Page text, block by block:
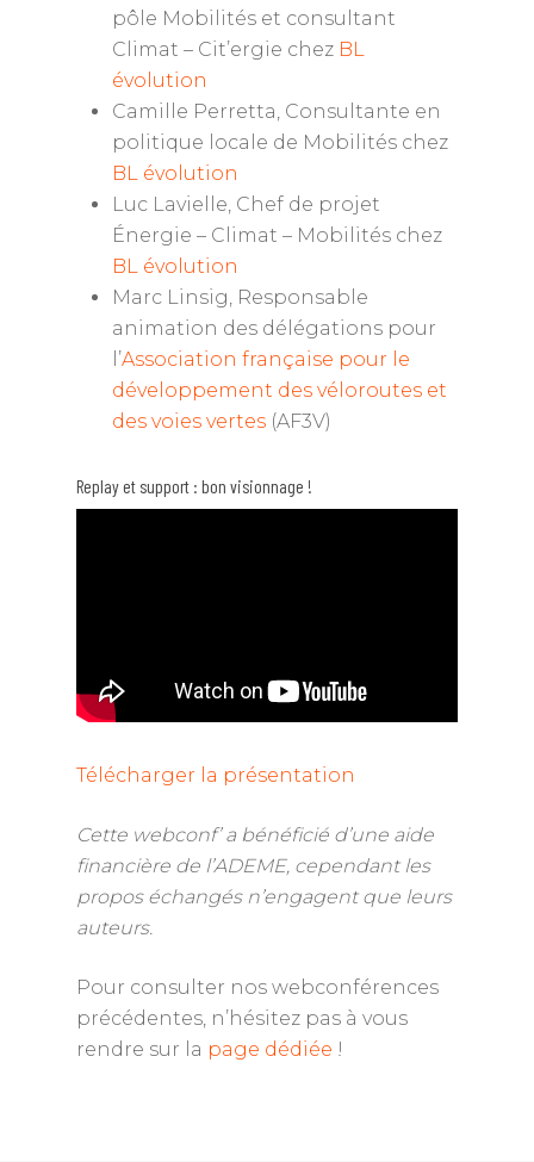
pôle Mobilités et consultant
Climat – Cit’ergie chez BL
évolution
Camille Perretta, Consultante en
politique locale de Mobilités chez
BL évolution
Luc Lavielle, Chef de projet
Énergie – Climat – Mobilités chez
BL évolution
Marc Linsig, Responsable
animation des délégations pour
l’Association française pour le
développement des véloroutes et
des voies vertes (AF3V)
Replay et support : bon visionnage !
Télécharger la présentation
Cette webconf’ a bénéficié d’une aide
financière de l’ADEME, cependant les
propos échangés n’engagent que leurs
auteurs.
Pour consulter nos webconférences
précédentes, n’hésitez pas à vous
rendre sur la page dédiée !